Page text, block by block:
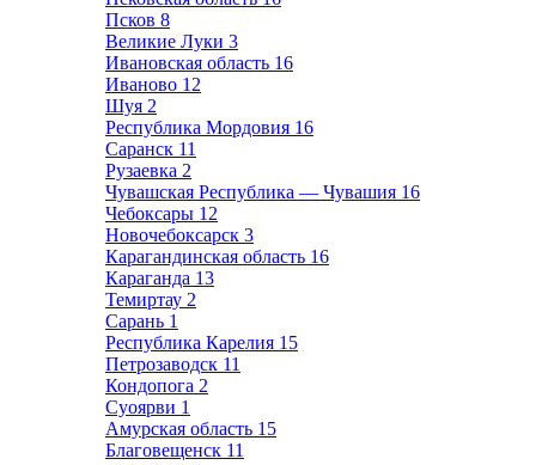
Псков 8
Великие Луки 3
Ивановская область 16
Иваново 12
Шуя 2
Республика Мордовия 16
Саранск 11
Рузаевка 2
Чувашская Республика — Чувашия 16
Чебоксары 12
Новочебоксарск 3
Карагандинская область 16
Караганда 13
Темиртау 2
Сарань 1
Республика Карелия 15
Петрозаводск 11
Кондопога 2
Суоярви 1
Амурская область 15
Благовещенск 11